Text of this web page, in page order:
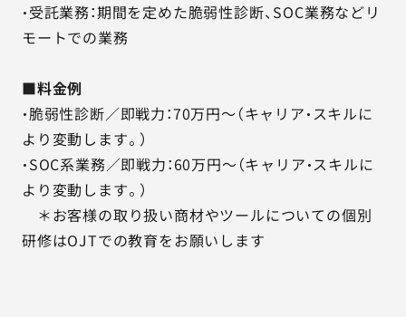
・受託業務：期間を定めた脆弱性診断、SOC業務などリ
モートでの業務
■料金例
・脆弱性診断／即戦力：70万円～（キャリア・スキルに
より変動します。）
・SOC系業務／即戦力：60万円～（キャリア・スキルに
より変動します。）
＊お客様の取り扱い商材やツールについての個別
研修はOJTでの教育をお願いします